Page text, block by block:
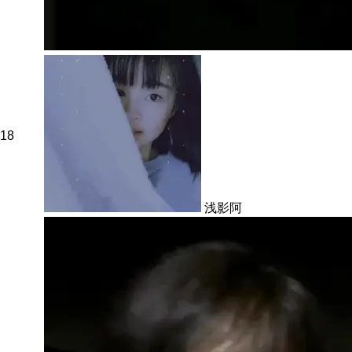
18
浅影阿